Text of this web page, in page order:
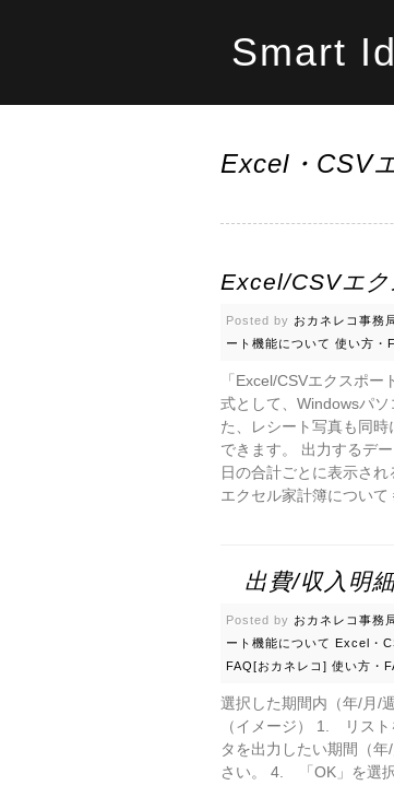
Smart
Excel・CSV
Excel/CSVエ
Posted by おカネレコ事務
ート機能について 使い方・
「Excel/CSVエクスポ
式として、Windowsパ
た、レシート写真も同
できます。 出力するデ
日の合計ごとに表示さ
エクセル家計簿について
出費/収入明
Posted by おカネレコ事務
ート機能について Excel・
FAQ[おカネレコ] 使い方・
選択した期間内（年/月/
（イメージ） 1. リス
タを出力したい期間（
さい。 4. 「OK」を選